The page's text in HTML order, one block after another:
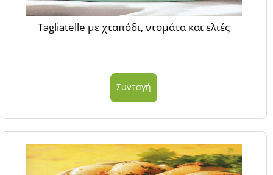
Tagliatelle με χταπόδι, ντομάτα και ελιές
Συνταγή